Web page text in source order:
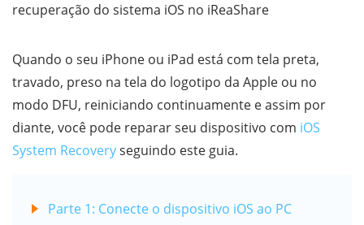
recuperação do sistema iOS no iReaShare
Quando o seu iPhone ou iPad está com tela preta,
travado, preso na tela do logotipo da Apple ou no
modo DFU, reiniciando continuamente e assim por
diante, você pode reparar seu dispositivo com iOS
System Recoveryseguindo este guia.
Parte 1: Conecte o dispositivo iOS ao PC